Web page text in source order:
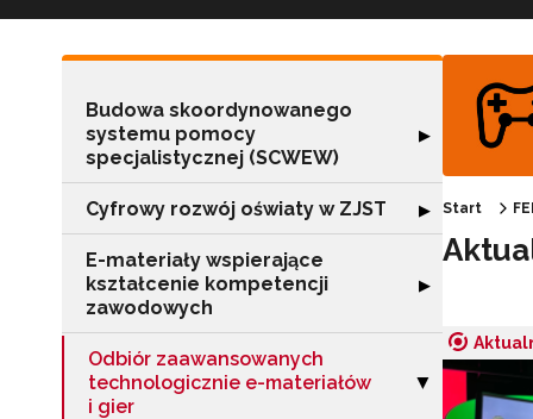
Budowa skoordynowanego
systemu pomocy
specjalistycznej (SCWEW)
Rozwiń sekcję
▶
Cyfrowy rozwój oświaty w ZJST Rozwiń sekcję
▶
E-materiały wspierające
kształcenie kompetencji
zawodowych
Rozwiń sekcję
▶
Odbiór zaawansowanych
technologicznie e-materiałów
i gier
Zwiń sekcję
▶
Start